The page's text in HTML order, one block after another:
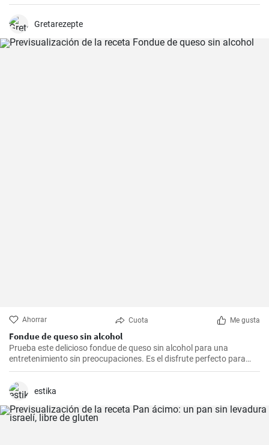
Gretarezepte
Ahorrar Cuota Me gusta
Fondue de queso sin alcohol
Prueba este delicioso fondue de queso sin alcohol para una
entretenimiento sin preocupaciones. Es el disfrute perfecto para
una noche acogedora con amigos y familiares. Sírvelo con tus
guarniciones favoritas como pan crujiente, verduras o incluso
frutas para una experiencia culinaria inolvidable.
estika